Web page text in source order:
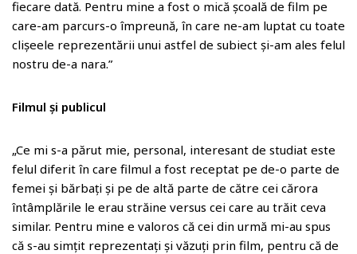
fiecare dată. Pentru mine a fost o mică școală de film pe
care-am parcurs-o împreună, în care ne-am luptat cu toate
clișeele reprezentării unui astfel de subiect și-am ales felul
nostru de-a nara.”
Filmul și publicul
„Ce mi s-a părut mie, personal, interesant de studiat este
felul diferit în care filmul a fost receptat pe de-o parte de
femei și bărbați și pe de altă parte de către cei cărora
întâmplările le erau străine versus cei care au trăit ceva
similar. Pentru mine e valoros că cei din urmă mi-au spus
că s-au simțit reprezentați și văzuți prin film, pentru că de